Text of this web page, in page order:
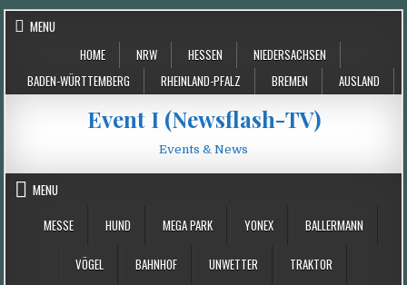
Skip
MENU
HOME
NRW HESSEN
NIEDERSACHSEN
BADEN-WÜRTTEMBERG
RHEINLAND-PFALZ BREMEN AUSLAND
Event I (Newsflash-TV)
Events & News
MENU
MESSE
HUND MEGA PARK YONEX BALLERMANN
VÖGEL BAHNHOF UNWETTER TRAKTOR